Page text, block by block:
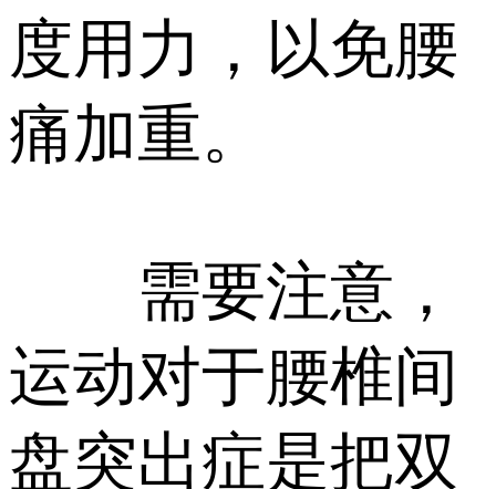
度用力，以免腰
痛加重。
需要注意，
运动对于腰椎间
盘突出症是把双